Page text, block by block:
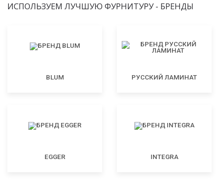
ИСПОЛЬЗУЕМ ЛУЧШУЮ ФУРНИТУРУ - БРЕНДЫ
BLUM РУССКИЙ ЛАМИНАТ
EGGER INTEGRA